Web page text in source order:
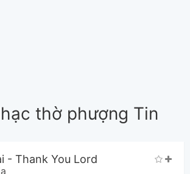
thờ phượng Tin
- Thank You Lord